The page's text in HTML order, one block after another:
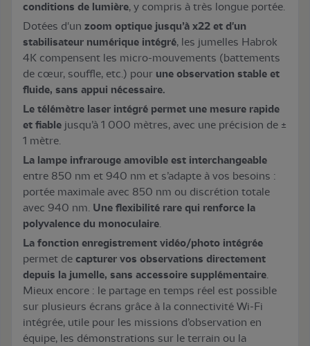
conditions de lumière, y compris à très longue portée.
Dotées d'un zoom optique jusqu’à x22 et d'un
stabilisateur numérique intégré, les jumelles Habrok
4K compensent les micro-mouvements (battements
de cœur, souffle, etc.) pour une observation stable et
fluide, sans appui nécessaire.
Le télémètre laser intégré permet une mesure rapide
et fiable jusqu’à 1 000 mètres, avec une précision de ±
1 mètre.
La lampe infrarouge amovible est interchangeable
entre 850 nm et 940 nm et s’adapte à vos besoins :
portée maximale avec 850 nm ou discrétion totale
avec 940 nm. Une flexibilité rare qui renforce la
polyvalence du monoculaire.
La fonction enregistrement vidéo/photo intégrée
permet de capturer vos observations directement
depuis la jumelle, sans accessoire supplémentaire.
Mieux encore : le partage en temps réel est possible
sur plusieurs écrans grâce à la connectivité Wi-Fi
intégrée, utile pour les missions d’observation en
équipe, les démonstrations sur le terrain ou la